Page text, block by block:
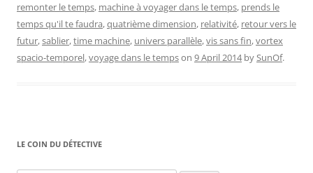
remonter le temps, machine à voyager dans le temps, prends le
temps qu'il te faudra,quatrième dimension, relativité, retour vers le
futur,sablier,time machine, univers parallèle,vis sans fin,vortex
spacio-temporel,voyage dans le tempson 9 April 2014bySunOf.
LE COIN DU DÉTECTIVE